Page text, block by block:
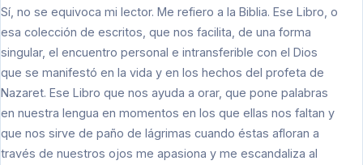
Sí, no se equivoca mi lector. Me refiero a la Biblia. Ese Libro, o
esa colección de escritos, que nos facilita, de una forma
singular, el encuentro personal e intransferible con el Dios
que se manifestó en la vida y en los hechos del profeta de
Nazaret. Ese Libro que nos ayuda a orar, que pone palabras
en nuestra lengua en momentos en los que ellas nos faltan y
que nos sirve de paño de lágrimas cuando éstas afloran a
través de nuestros ojos me apasiona y me escandaliza al